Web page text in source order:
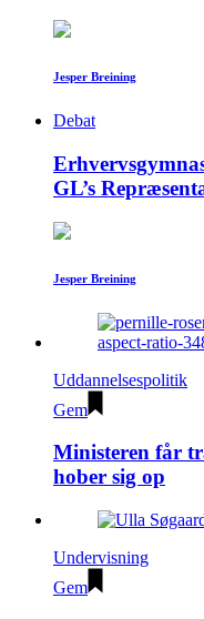
Jesper Breining
Debat
GL’s
Jesper Breining
Uddannelsespolitik
Gem
Ministeren får
hober sig op
Undervisning
Gem